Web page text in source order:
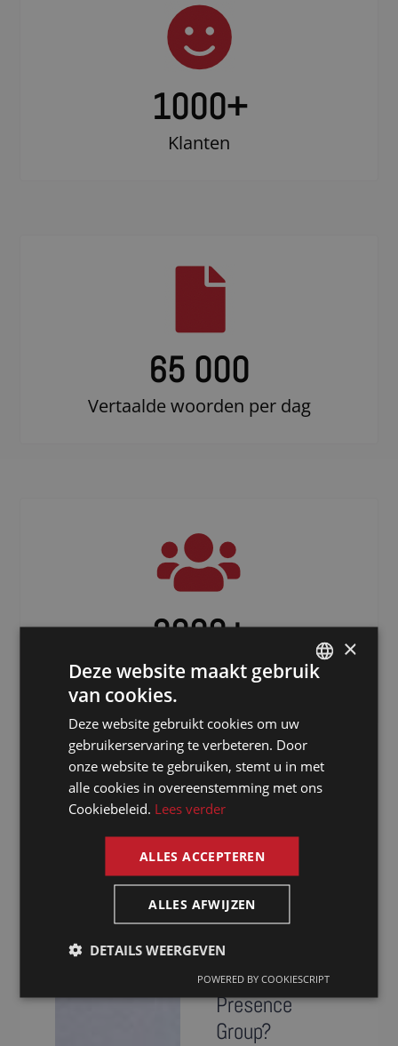
1000+
Klanten
65 000
Vertaalde woorden per dag
3000+
Freelancers verspreid over de hele
wereld
Waarom kiezen
voor een tolk
in Warschau
via The
Presence
Group?
FRENCH
×
Deze website maakt gebruik
van cookies.
Deze website gebruikt cookies om uw
gebruikerservaring te verbeteren. Door
onze website te gebruiken, stemt u in met
alle cookies in overeenstemming met ons
Cookiebeleid. Lees verder
ALLES ACCEPTEREN
ALLES AFWIJZEN
DETAILS WEERGEVEN
POWERED BY COOKIESCRIPT